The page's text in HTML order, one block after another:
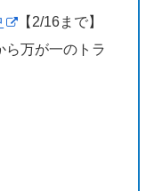
【2/16まで】
ら万が一のトラ